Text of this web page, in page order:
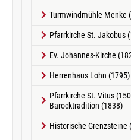
Turmwindmühle Menke
Pfarrkirche St. Jakobus
Ev. Johannes-Kirche
Herrenhaus Lohn (1795)
Pfarrkirche St. Vitus
Barocktradition (1838)
Historische Grenzsteine